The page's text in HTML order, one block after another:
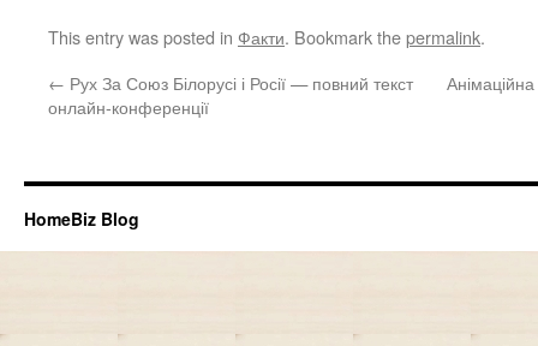
This entry was posted in Факти. Bookmark thepermalink.
← Рух За Союз Білорусі і Росії — повний текст
онлайн-конференції
HomeBiz Blog